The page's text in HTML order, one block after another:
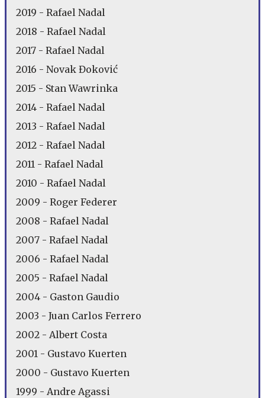
2019 - Rafael Nadal
2018 - Rafael Nadal
2017 - Rafael Nadal
2016 - Novak Đoković
2015 - Stan Wawrinka
2014 - Rafael Nadal
2013 - Rafael Nadal
2012 - Rafael Nadal
2011 - Rafael Nadal
2010 - Rafael Nadal
2009 - Roger Federer
2008 - Rafael Nadal
2007 - Rafael Nadal
2006 - Rafael Nadal
2005 - Rafael Nadal
2004 - Gaston Gaudio
2003 - Juan Carlos Ferrero
2002 - Albert Costa
2001 - Gustavo Kuerten
2000 - Gustavo Kuerten
1999 - Andre Agassi